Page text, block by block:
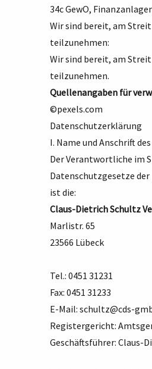
34c GewO,
Wir sind bereit, am
teilzunehmen:
Wir sind bereit, am
teilzunehmen.
Quellenangaben für
©pexels.com
Datenschutzerklärung
I. Name und Anschrift
Der Verantwortliche im
Datenschutzgesetze
ist die:
Claus-Dietrich Schultz
Marlistr. 65
23566 Lübeck
Tel.: 0451 31231
Fax: 0451 31233
E-Mail: schultz@cds-
Registergericht:
Geschäftsführer: Claus-